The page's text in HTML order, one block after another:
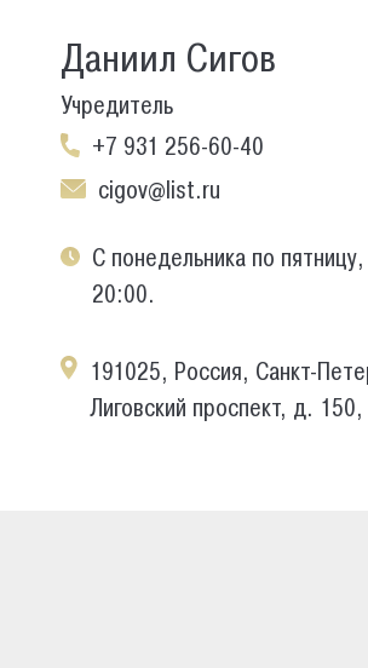
Даниил Сигов
Учредитель
+7 931 256-60-40
cigov@list.ru
С понедельника по
20:00.
191025, Россия, Санкт-
Лиговский проспект, д.